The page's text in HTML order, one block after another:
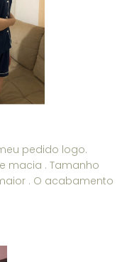
pedido logo.
macia . Tamanho
. O acabamento